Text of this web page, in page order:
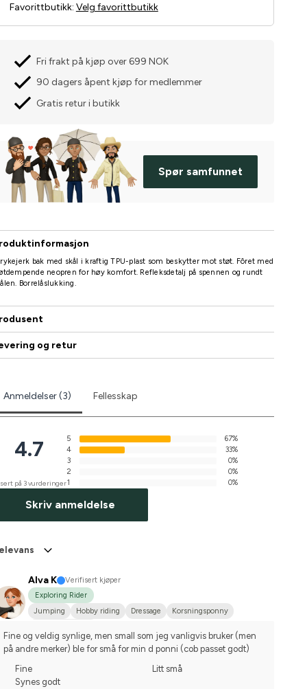
Favorittbutikk: Velg favorittbutikk
Fri frakt på kjøp over 699 NOK
90 dagers åpent kjøp for medlemmer
Gratis retur i butikk
Spør samfunnet
bak med skål i kraftig TPU-plast som beskytter mot støt. Fôret med
neopren for høy komfort. Refleksdetalj på spennen og rundt
Borrelåslukking.
og retur
Anmeldelser (3) Fellesskap
4.7
på 3 vurderinger
5
67%
4
33%
3
0%
2
0%
1
0%
Skriv anmeldelse
Alva K
Verifisert kjøper
Exploring Rider
Jumping
Hobby riding Dressage
Korsningsponny
Fine og veldig synlige, men small som jeg vanligvis bruker (men
på andre merker) ble for små for min d ponni (cob passet godt)
Fine
Synes godt
Litt små